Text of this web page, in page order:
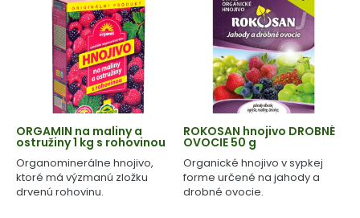
ORGAMIN na maliny a
ostružiny 1 kg s rohovinou
Organominerálne hnojivo,
ktoré má výzmanú zložku
drvenú rohovinu.
ROKOSAN hnojivo DROBNÉ
OVOCIE 50 g
Organické hnojivo v sypkej
forme určené na jahody a
drobné ovocie.